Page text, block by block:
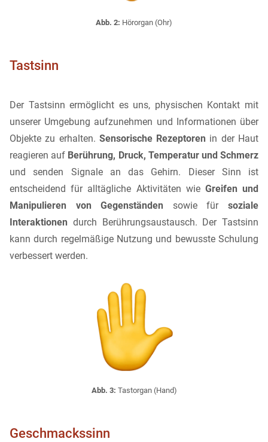
Abb. 2: Hörorgan (Ohr)
Tastsinn
Der Tastsinn ermöglicht es uns, physischen Kontakt mit
unserer Umgebung aufzunehmen und Informationen über
Objekte zu erhalten. Sensorische Rezeptoren in der Haut
reagieren auf Berührung, Druck, Temperatur und Schmerz
und senden Signale an das Gehirn. Dieser Sinn ist
entscheidend für alltägliche Aktivitäten wie Greifen und
Manipulieren von Gegenständen sowie fürsoziale
Interaktionen durch Berührungsaustausch. Der Tastsinn
kann durch regelmäßige Nutzung und bewusste Schulung
verbessert werden.
Abb. 3: Tastorgan (Hand)
Geschmackssinn